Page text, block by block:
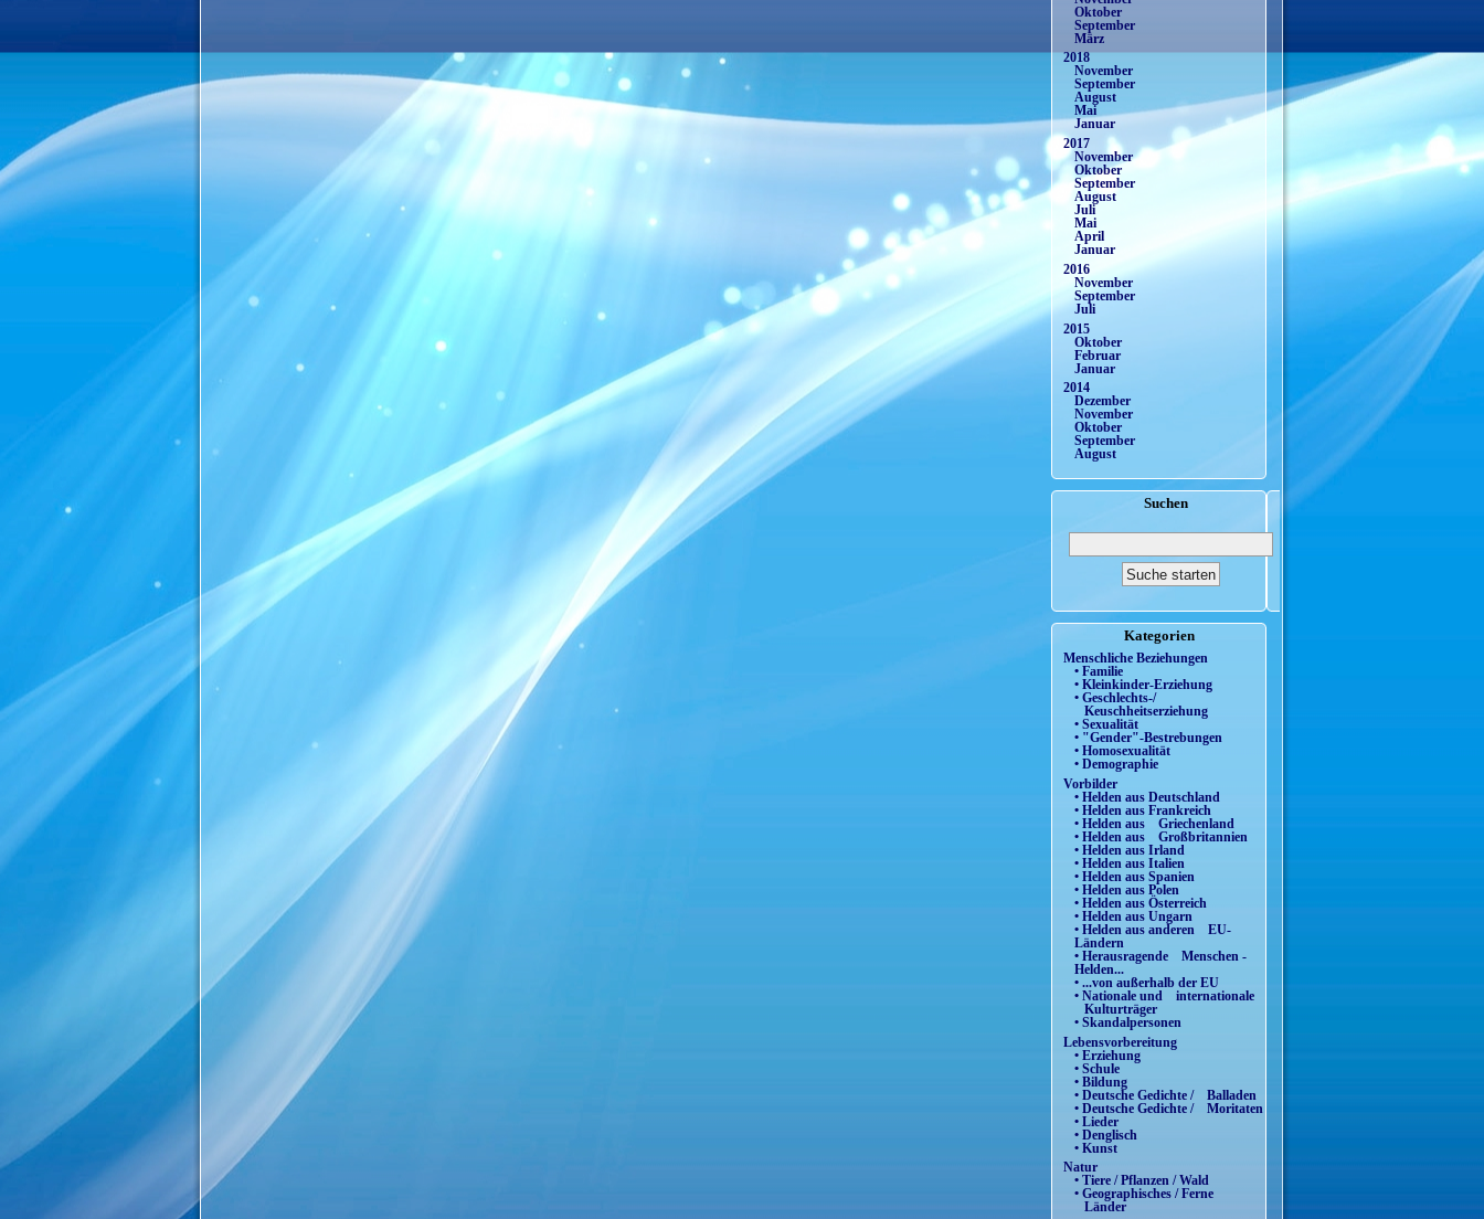
Oktober
September
März
2018
November
September
August
Mai
Januar
2017
November
Oktober
September
August
Juli
Mai
April
Januar
2016
November
September
Juli
2015
Oktober
Februar
Januar
2014
Dezember
November
Oktober
September
August
Suchen
Kategorien
Menschliche Beziehungen
• Familie
• Kleinkinder-Erziehung
• Geschlechts-/
Keuschheitserziehung
• Sexualität
• "Gender"-Bestrebungen
• Homosexualität
• Demographie
Vorbilder
• Helden aus Deutschland
• Helden aus Frankreich
• Helden aus Griechenland
• Helden aus Großbritannien
• Helden aus Irland
• Helden aus Italien
• Helden aus Spanien
• Helden aus Polen
• Helden aus Österreich
• Helden aus Ungarn
• Helden aus anderen EU-
Ländern
• Herausragende Menschen -
Helden...
• ...von außerhalb der EU
• Nationale und internationale
Kulturträger
• Skandalpersonen
Lebensvorbereitung
• Erziehung
• Schule
• Bildung
• Deutsche Gedichte / Balladen
• Deutsche Gedichte / Moritaten
• Lieder
• Denglisch
• Kunst
Natur
• Tiere / Pflanzen / Wald
• Geographisches / Ferne
Länder